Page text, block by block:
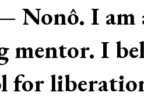
Nonô. I am
I
for